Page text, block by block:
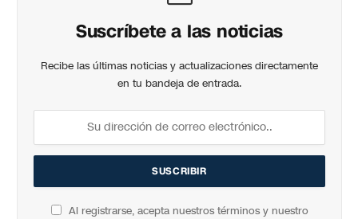
Suscríbete a las noticias
Recibe las últimas noticias y actualizaciones directamente
en tu bandeja de entrada.
Al registrarse, acepta nuestros términos y nuestro